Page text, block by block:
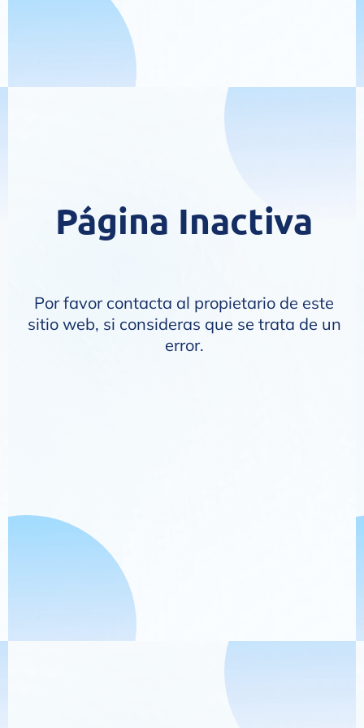
Página Inactiva
Por favor contacta al propietario de este
sitio web, si consideras que se trata de un
error.